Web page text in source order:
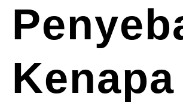
Kenapa